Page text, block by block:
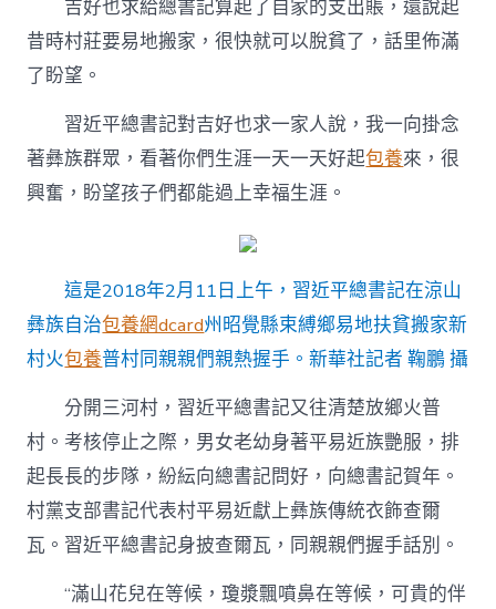
吉好也求給總書記算起了自家的支出賬，還說起
昔時村莊要易地搬家，很快就可以脫貧了，話里佈滿
了盼望。
習近平總書記對吉好也求一家人說，我一向掛念
著彝族群眾，看著你們生涯一天一天好起包養來，很
興奮，盼望孩子們都能過上幸福生涯。
這是2018年2月11日上午，習近平總書記在涼山
彝族自治包養網dcard州昭覺縣束縛鄉易地扶貧搬家新
村火包養普村同親親們親熱握手。新華社記者 鞠鵬 攝
分開三河村，習近平總書記又往清楚放鄉火普
村。考核停止之際，男女老幼身著平易近族艷服，排
起長長的步隊，紛紜向總書記問好，向總書記賀年。
村黨支部書記代表村平易近獻上彝族傳統衣飾查爾
瓦。習近平總書記身披查爾瓦，同親親們握手話別。
“滿山花兒在等候，瓊漿飄噴鼻在等候，可貴的伴